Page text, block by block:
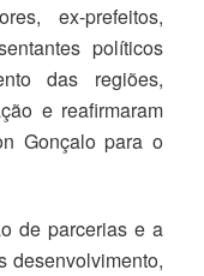
ex-prefeitos,
políticos
das regiões,
e reafirmaram
Gonçalo para o
de parcerias e a
desenvolvimento,